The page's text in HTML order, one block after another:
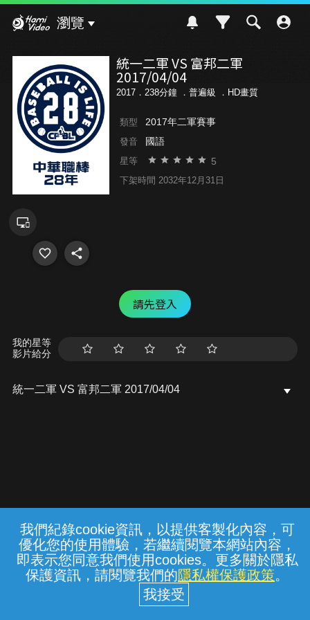
我們紀錄cookie資訊，以提供客製化內容，可
優化您的使用體驗，若繼續閱覽本網站內容，
即表示您同意我們使用cookies。更多關於隱私
保護資訊，請閱覽我們的隱私權保護政策。
瀏覽
統一二軍 VS 富邦二軍
2017/04/04
2017．238分鐘 ． 普遍級 ．HD畫質
類型 2017年二軍賽事
發音 國語
星等 5
下架時間 2032年12月31日
請先登入
我的星等
影片給分
統一二軍 VS 富邦二軍 2017/04/04
常見問題 線上客服 服務條款 隱私權保護
中華電信股份有限公司個人家庭分公司
(統一編號：96979949) © 2026
{{notifyMsg}}